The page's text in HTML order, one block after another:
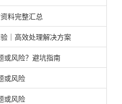
料完整汇总
｜高效处理解决方案
或风险？避坑指南
或风险
或风险